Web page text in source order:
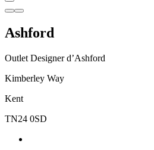
Ashford
Outlet Designer d’Ashford
Kimberley Way
Kent
TN24 0SD